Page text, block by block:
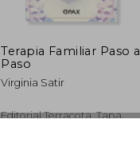
Terapia Familiar Paso a
Paso
Virginia Satir
Editorial Terracota, Tapa